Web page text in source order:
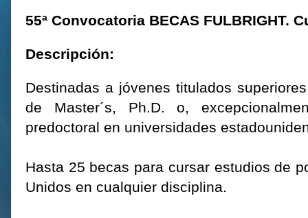
55ª Convocatoria BECAS FULBRIGHT.
Descripción:
Destinadas a jóvenes titulados
de Master´s, Ph.D. o,
predoctoral en universidades
Hasta 25 becas para cursar estudios de
Unidos en cualquier disciplina.